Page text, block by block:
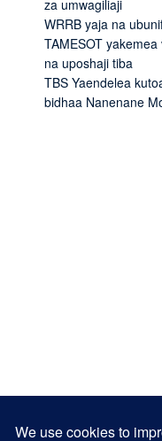
za umwagiliaji
WRRB yaja na
TAMESOT
na uposhaji tiba
TBS Yaendelea
bidhaa Nanenane